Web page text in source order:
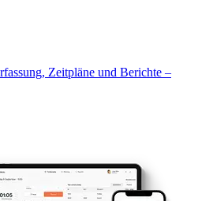
Zeitpläne und Berichte –